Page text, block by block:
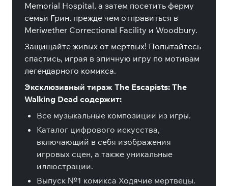
Memorial Hospital, а затем посетить ферму
семьи Грин, прежде чем отправиться в
Meriwether Correctional Facility и Woodbury.
Защищайте живых от мертвых! Попытайтесь
спастись, играя в эпичную игру по мотивам
легендарного комикса.
Эксклюзивный тираж The Escapists: The
Walking Dead содержит:
Все музыкальные композиции из игры.
Каталог цифрового искусства,
включающий в себя изображения
игровых сцен, а также уникальные
иллюстрации.
Выпуск №1 комикса Ходячие мертвецы.